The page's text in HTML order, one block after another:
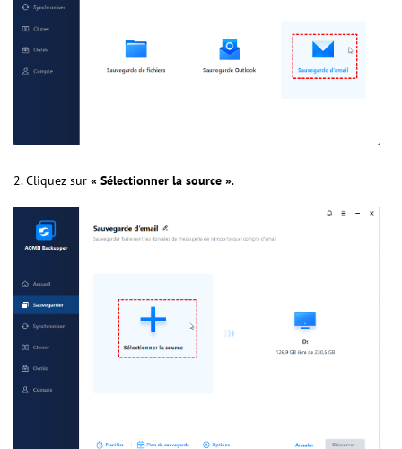
2. Cliquez sur « Sélectionner la source ».